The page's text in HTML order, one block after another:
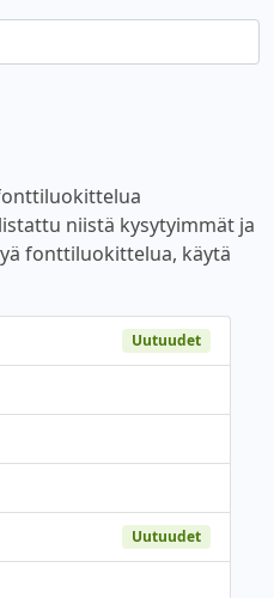
niistä kysytyimmät ja
fonttiluokittelua, käytä
Uutuudet
Uutuudet